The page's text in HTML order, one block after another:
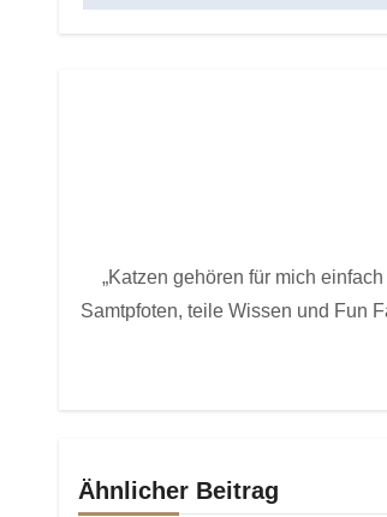
„Katzen gehören für mich
Samtpfoten, teile Wissen und Fun
Ähnlicher Beitrag